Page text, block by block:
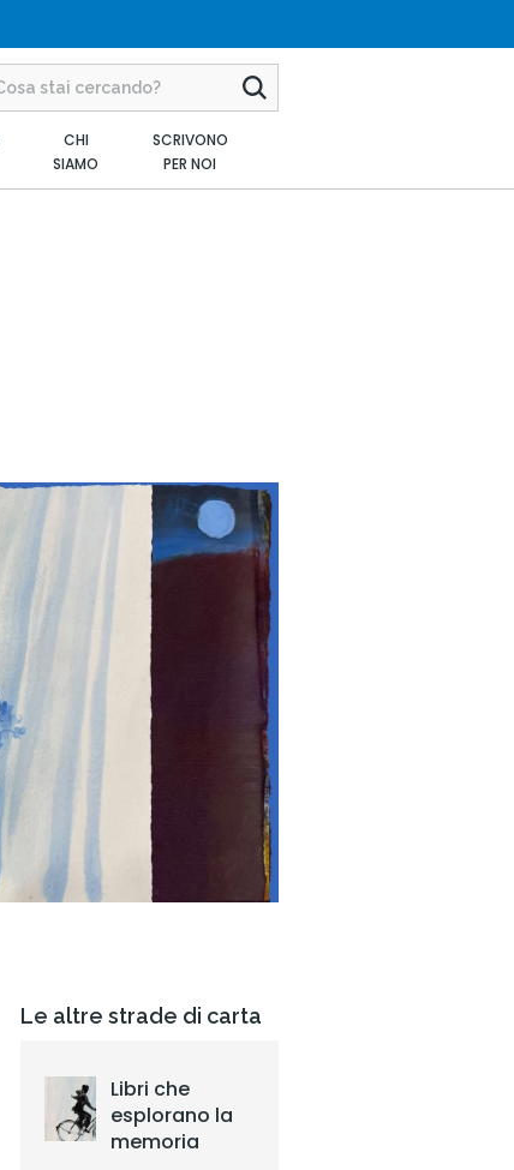
CHI
SIAMO
SCRIVONO
PER NOI
Le altre strade di carta
Libri che
esplorano la
memoria